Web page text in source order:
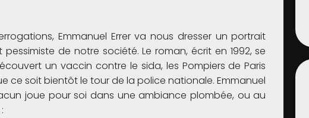
Emmanuel Errer va nous dresser un portrait
de notre société. Le roman, écrit en 1992, se
un vaccin contre le sida, les Pompiers de Paris
ce soit bientôt le tour de la police nationale. Emmanuel
joue pour soi dans une ambiance plombée, ou au